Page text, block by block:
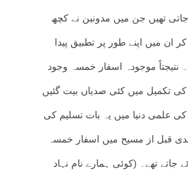
تھیں جن میں مدونین نے کچھ
ان میں اپنے طور پر تطبیق پیدا
موجودہ اسفار خمسہ وجود
تکمیل میں کئی صدیاں بیت گئیں
علمی دنیا میں یہ بات تسلیم کی
قبل از مسیح میں اسفار خمسہ
جاتے تھے۔ (کوئی ہمارے نام نہاد